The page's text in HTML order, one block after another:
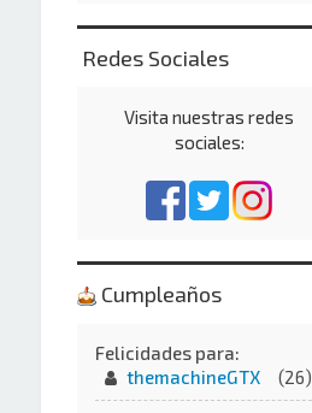
Redes Sociales
Visita nuestras redes
sociales:
Cumpleaños
Felicidades para:
themachineGTX
(26)